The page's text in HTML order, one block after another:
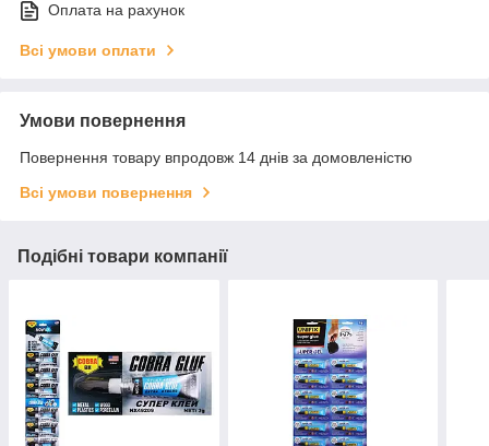
Оплата на рахунок
Всі умови оплати
Умови повернення
Повернення товару впродовж 14 днів за домовленістю
Всі умови повернення
Подібні товари компанії